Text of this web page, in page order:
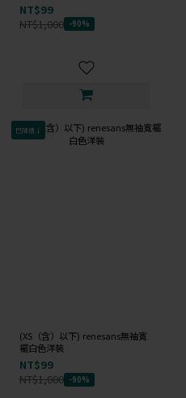
NT$99
NT$1,000 -90%
已降價↓
(XS（含）以下) renesans無袖寬
襬白色洋裝
NT$99
NT$1,000 -90%